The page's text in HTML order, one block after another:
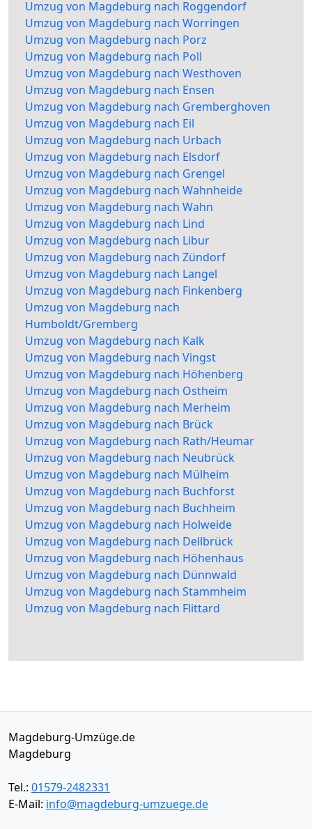
Umzug von Magdeburg nach Roggendorf
Umzug von Magdeburg nach Worringen
Umzug von Magdeburg nach Porz
Umzug von Magdeburg nach Poll
Umzug von Magdeburg nach Westhoven
Umzug von Magdeburg nach Ensen
Umzug von Magdeburg nach Gremberghoven
Umzug von Magdeburg nach Eil
Umzug von Magdeburg nach Urbach
Umzug von Magdeburg nach Elsdorf
Umzug von Magdeburg nach Grengel
Umzug von Magdeburg nach Wahnheide
Umzug von Magdeburg nach Wahn
Umzug von Magdeburg nach Lind
Umzug von Magdeburg nach Libur
Umzug von Magdeburg nach Zündorf
Umzug von Magdeburg nach Langel
Umzug von Magdeburg nach Finkenberg
Umzug von Magdeburg nach
Humboldt/Gremberg
Umzug von Magdeburg nach Kalk
Umzug von Magdeburg nach Vingst
Umzug von Magdeburg nach Höhenberg
Umzug von Magdeburg nach Ostheim
Umzug von Magdeburg nach Merheim
Umzug von Magdeburg nach Brück
Umzug von Magdeburg nach Rath/Heumar
Umzug von Magdeburg nach Neubrück
Umzug von Magdeburg nach Mülheim
Umzug von Magdeburg nach Buchforst
Umzug von Magdeburg nach Buchheim
Umzug von Magdeburg nach Holweide
Umzug von Magdeburg nach Dellbrück
Umzug von Magdeburg nach Höhenhaus
Umzug von Magdeburg nach Dünnwald
Umzug von Magdeburg nach Stammheim
Umzug von Magdeburg nach Flittard
Magdeburg-Umzüge.de
Magdeburg
Tel.: 01579-2482331
E-Mail: info@magdeburg-umzuege.de